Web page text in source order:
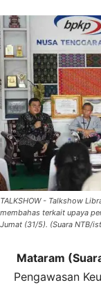
TALKSHOW - Talkshow
membahas terkait upaya
Jumat (31/5). (Suara NTB/
Mataram
Pengawasan